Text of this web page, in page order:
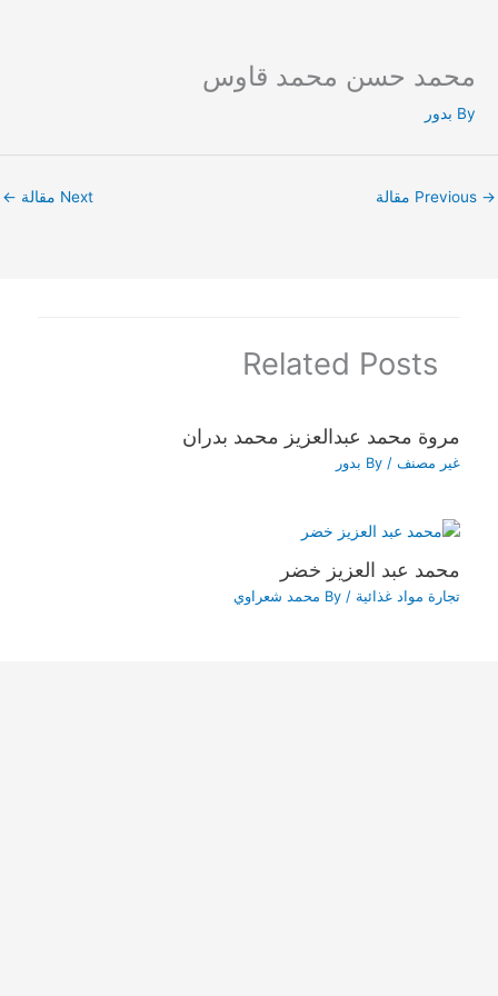
content
محمد حسن محمد قاوس
By بدور
→ Next مقالة ←
Related Posts
مروة محمد عبدالعزيز محمد بدران
غير مصنف / By بدور
محمد عبد العزيز خضر
تجارة مواد غذائية / By محمد شعراوي